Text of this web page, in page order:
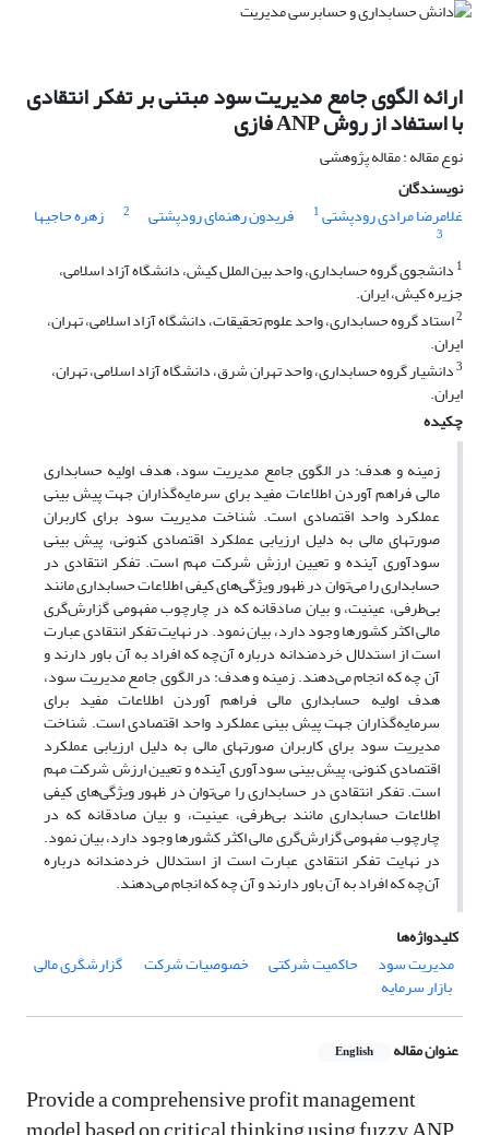
ارائه الگوی جامع مدیریت سود مبتنی بر تفکر انتقادی
با استفاد از روش ANP فازی
نوع مقاله : مقاله پژوهشی
نویسندگان
غلامرضا مرادی رودپشتی1 فریدون رهنمای رودپشتی 2 زهره حاجیها
3
1 دانشجوی گروه حسابداری، واحد بین الملل کیش، دانشگاه آزاد اسلامی،
جزیره کیش، ایران.
2استاد گروه حسابداری، واحد علوم تحقیقات، دانشگاه آزاد اسلامی، تهران،
ایران.
3دانشیار گروه حسابداری، واحد تهران شرق، دانشگاه آزاد اسلامی، تهران،
ایران.
چکیده
زمینه و هدف: در الگوی جامع مدیریت سود، هدف اولیه حسابداری
مالی فراهم آوردن اطلاعات مفید برای سرمایه‌گذاران جهت پیش بینی
عملکرد واحد اقتصادی است. شناخت مدیریت سود برای کاربران
صورتهای مالی به دلیل ارزیابی عملکرد اقتصادی کنونی، پیش بینی
سودآوری آینده و تعیین ارزش شرکت مهم است. تفکر انتقادی در
حسابداری را می‌توان در ظهور ویژگی‌های کیفی اطلاعات حسابداری مانند
بی‌طرفی، عینیت، و بیان صادقانه که در چارچوب مفهومی گزارش‌گری
مالی اکثر کشورها وجود دارد، بیان نمود. در نهایت تفکر انتقادی عبارت
است از استدلال خردمندانه درباره آن‌چه که افراد به آن باور دارند و
آن چه که انجام می‌دهند. زمینه و هدف: در الگوی جامع مدیریت سود،
هدف اولیه حسابداری مالی فراهم آوردن اطلاعات مفید برای
سرمایه‌گذاران جهت پیش بینی عملکرد واحد اقتصادی است. شناخت
مدیریت سود برای کاربران صورتهای مالی به دلیل ارزیابی عملکرد
اقتصادی کنونی، پیش بینی سودآوری آینده و تعیین ارزش شرکت مهم
است. تفکر انتقادی در حسابداری را می‌توان در ظهور ویژگی‌های کیفی
اطلاعات حسابداری مانند بی‌طرفی، عینیت، و بیان صادقانه که در
چارچوب مفهومی گزارش‌گری مالی اکثر کشورها وجود دارد، بیان نمود.
در نهایت تفکر انتقادی عبارت است از استدلال خردمندانه درباره
آن‌چه که افراد به آن باور دارند و آن چه که انجام می‌دهند.
کلیدواژه‌ها
مدیریت سود
حاکمیت شرکتی خصوصیات شرکت ‌ گزارشگری مالی
‌ بازار سرمایه
عنوان مقاله English
Provide a comprehensive profit management